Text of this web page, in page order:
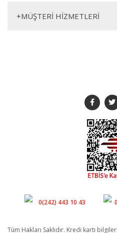
+MÜŞTERİ HİZMETLERİ
0(242) 443 10 43
Tüm Hakları Saklıdır. Kredi kartı